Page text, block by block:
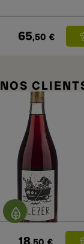
65,50 €
NOS